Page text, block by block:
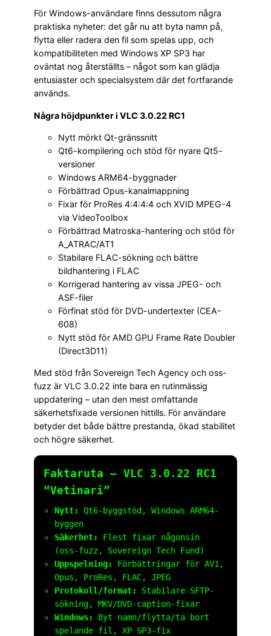
För Windows-användare finns dessutom några
praktiska nyheter: det går nu att byta namn på,
flytta eller radera den fil som spelas upp, och
kompatibiliteten med Windows XP SP3 har
oväntat nog återställts – något som kan glädja
entusiaster och specialsystem där det fortfarande
används.
Några höjdpunkter i VLC 3.0.22 RC1
Nytt mörkt Qt-gränssnitt
Qt6-kompilering och stöd för nyare Qt5-
versioner
Windows ARM64-byggnader
Förbättrad Opus-kanalmappning
Fixar för ProRes 4:4:4:4 och XVID MPEG-4
via VideoToolbox
Förbättrad Matroska-hantering och stöd för
A_ATRAC/AT1
Stabilare FLAC-sökning och bättre
bildhantering i FLAC
Korrigerad hantering av vissa JPEG- och
ASF-filer
Förfinat stöd för DVD-undertexter (CEA-
608)
Nytt stöd för AMD GPU Frame Rate Doubler
(Direct3D11)
Med stöd från Sovereign Tech Agency och oss-
fuzz är VLC 3.0.22 inte bara en rutinmässig
uppdatering – utan den mest omfattande
säkerhetsfixade versionen hittills. För användare
betyder det både bättre prestanda, ökad stabilitet
och högre säkerhet.
Faktaruta – VLC 3.0.22 RC1
“Vetinari”
Nytt:
Qt6-byggstöd, Windows ARM64-
byggen
Säkerhet:
Flest fixar någonsin
(oss-fuzz, Sovereign Tech Fund)
Uppspelning:
Förbättringar för AV1,
Opus, ProRes, FLAC, JPEG
Protokoll/format:
Stabilare SFTP-
sökning, MKV/DVD-caption-fixar
Windows:
Byt namn/flytta/ta bort
spelande fil, XP SP3-fix